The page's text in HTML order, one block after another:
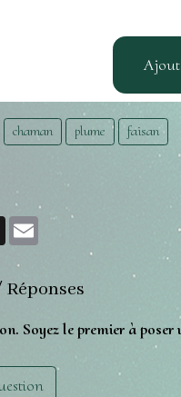
chaman plume faisan
X Email
Soyez le premier à poser